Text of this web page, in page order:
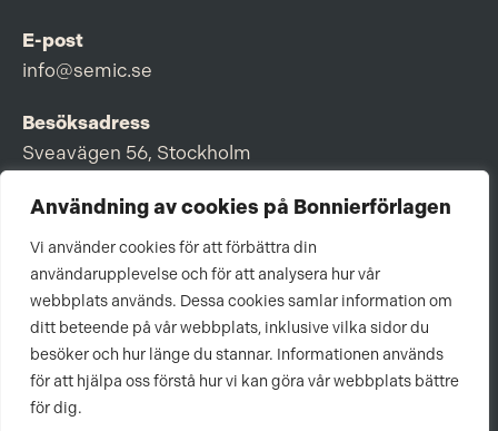
Användning av cookies på Bonnierförlagen
Vi använder cookies för att förbättra din
användarupplevelse och för att analysera hur vår
webbplats används. Dessa cookies samlar information om
ditt beteende på vår webbplats, inklusive vilka sidor du
besöker och hur länge du stannar. Informationen används
för att hjälpa oss förstå hur vi kan göra vår webbplats bättre
för dig.
E-post
info@semic.se
Besöksadress
Sveavägen 56, Stockholm
Postadress
Om Bonnierförlagen
Cookies